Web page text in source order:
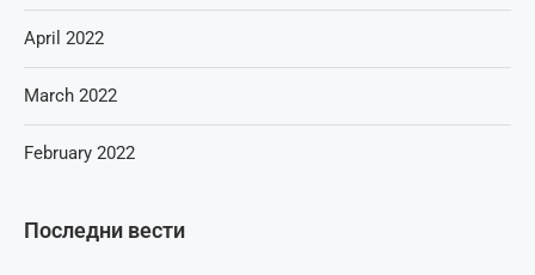
Последни вести
April 2022
March 2022
February 2022